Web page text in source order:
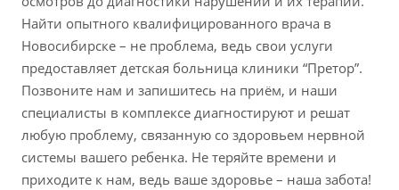
Найти опытного квалифицированного врача в
Новосибирске – не проблема, ведь свои услуги
предоставляет детская больница клиники “Претор”.
Позвоните нам и запишитесь на приём, и наши
специалисты в комплексе диагностируют и решат
любую проблему, связанную со здоровьем нервной
системы вашего ребенка. Не теряйте времени и
приходите к нам, ведь ваше здоровье – наша забота!